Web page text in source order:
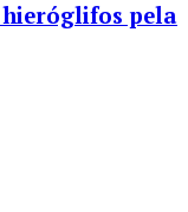
pela